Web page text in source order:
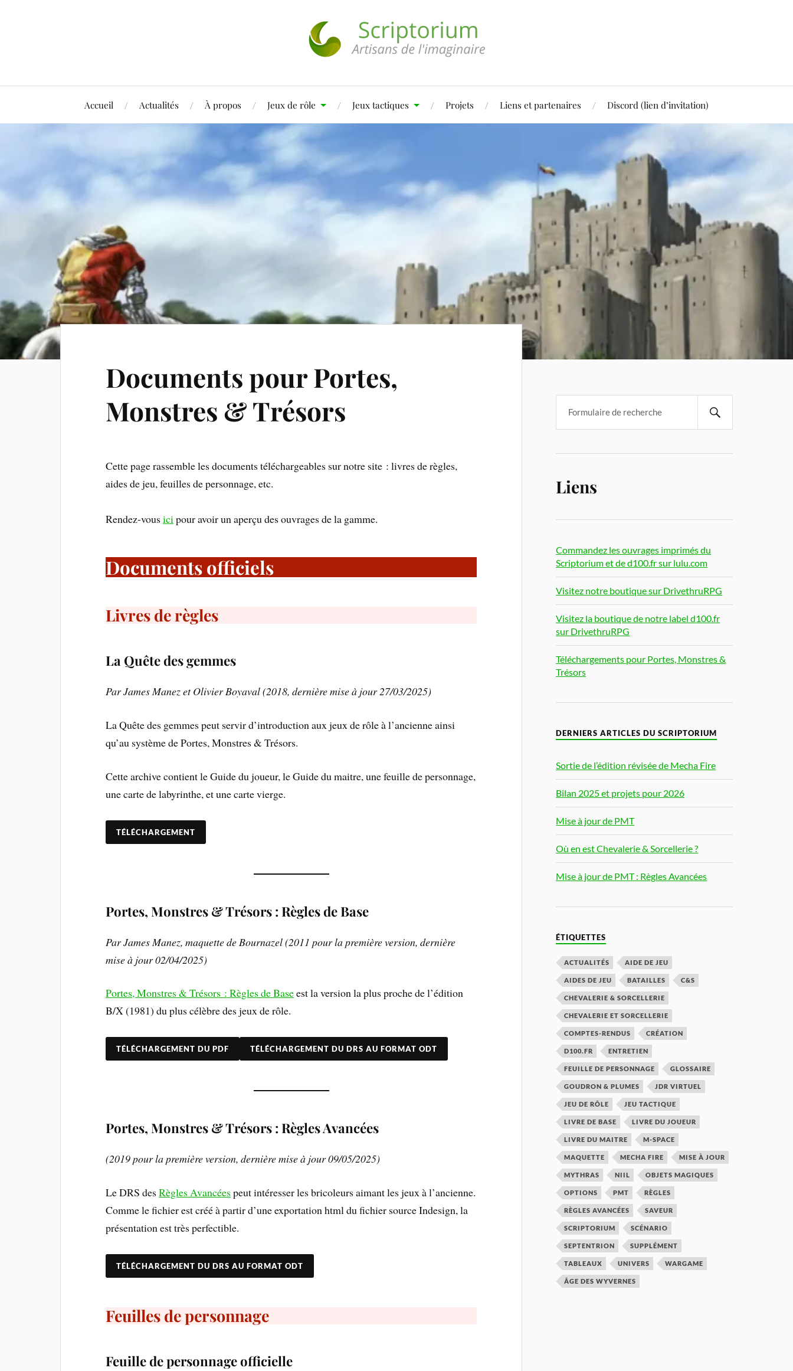
Accueil Actualités À propos Jeux de rôle Jeux tactiques Projets Liens et partenaires Discord (lien d’invitation)
Documents pour Portes,
Monstres & Trésors
Cette page rassemble les documents téléchargeables sur notre site : livres de règles,
aides de jeu, feuilles de personnage, etc.
Rendez-vousicipour avoir un aperçu des ouvrages de la gamme.
Documents officiels
Livres de règles
La Quête des gemmes
Par James Manez et Olivier Boyaval (2018, dernière mise à jour 27/03/2025)
La Quête des gemmes peut servir d’introduction aux jeux de rôle à l’ancienne ainsi
qu’au système de Portes, Monstres & Trésors.
Cette archive contient le Guide du joueur, le Guide du maitre, une feuille de personnage,
une carte de labyrinthe, et une carte vierge.
TÉLÉCHARGEMENT
Portes, Monstres & Trésors : Règles de Base
Par James Manez, maquette de Bournazel (2011 pour la première version, dernière
mise à jour 02/04/2025)
Portes, Monstres & Trésors : Règles de Baseest la version la plus proche de l’édition
B/X (1981) du plus célèbre des jeux de rôle.
TÉLÉCHARGEMENT DU PDF TÉLÉCHARGEMENT DU DRS AU FORMAT ODT
Portes, Monstres & Trésors : Règles Avancées
(2019 pour la première version, dernière mise à jour 09/05/2025)
Le DRS desRègles Avancéespeut intéresser les bricoleurs aimant les jeux à l’ancienne.
Comme le fichier est créé à partir d’une exportation html du fichier source Indesign, la
présentation est très perfectible.
TÉLÉCHARGEMENT DU DRS AU FORMAT ODT
Feuilles de personnage
Feuille de personnage officielle
Liens
Commandez les ouvrages imprimés du
Scriptorium et de d100.fr sur lulu.com
Visitez notre boutique sur DrivethruRPG
Visitez la boutique de notre label d100.fr
sur DrivethruRPG
Téléchargements pour Portes, Monstres &
Trésors
DERNIERS ARTICLES DU SCRIPTORIUM
Sortie de l’édition révisée de Mecha Fire
Bilan 2025 et projets pour 2026
Mise à jour de PMT
Où en est Chevalerie & Sorcellerie ?
Mise à jour de PMT : Règles Avancées
ÉTIQUETTES
ACTUALITÉS AIDE DE JEU
AIDES DE JEU BATAILLES C&S
CHEVALERIE & SORCELLERIE
CHEVALERIE ET SORCELLERIE
COMPTES-RENDUS CRÉATION
D100.FR ENTRETIEN
FEUILLE DE PERSONNAGE GLOSSAIRE
GOUDRON & PLUMES JDR VIRTUEL
JEU DE RÔLE JEU TACTIQUE
LIVRE DE BASE LIVRE DU JOUEUR
LIVRE DU MAITRE M-SPACE
MAQUETTE MECHA FIRE MISE À JOUR
MYTHRAS NIIL OBJETS MAGIQUES
OPTIONS PMT RÈGLES
RÈGLES AVANCÉES SAVEUR
SCRIPTORIUM SCÉNARIO
SEPTENTRION SUPPLÉMENT
TABLEAUX UNIVERS WARGAME
ÂGE DES WYVERNES